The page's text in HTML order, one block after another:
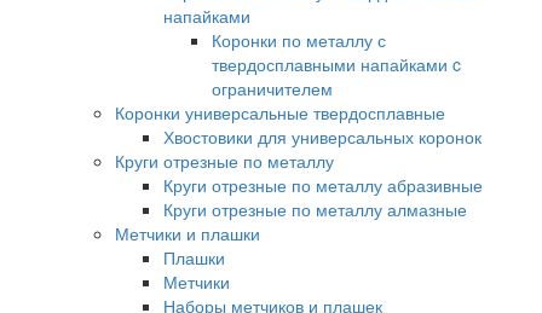
напайками
Коронки по металлу с
твердосплавными напайками c
ограничителем
Коронки универсальные твердосплавные
Хвостовики для универсальных коронок
Круги отрезные по металлу
Круги отрезные по металлу абразивные
Круги отрезные по металлу алмазные
Метчики и плашки
Плашки
Метчики
Наборы метчиков и плашек